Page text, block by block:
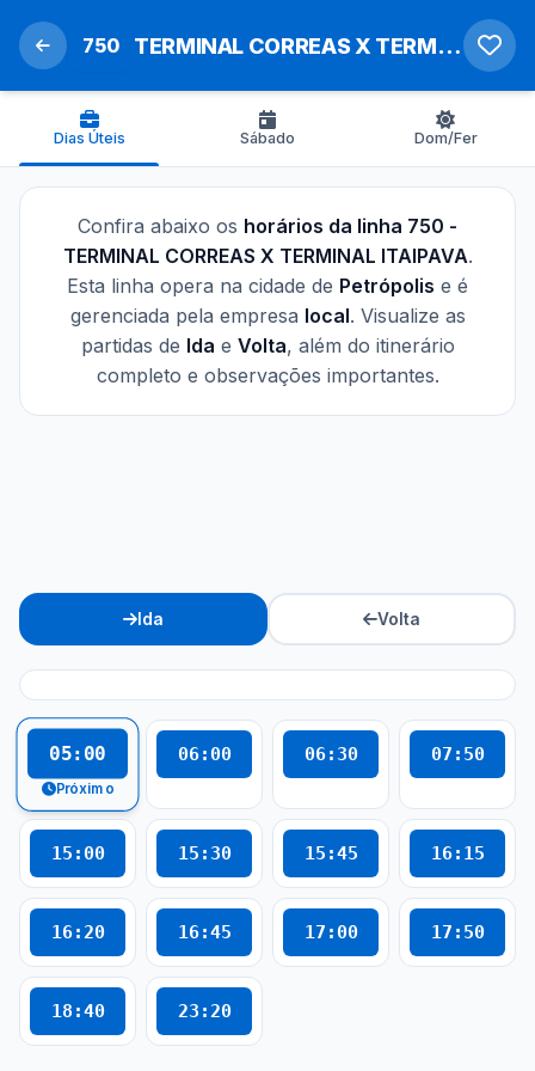
750 TERMINAL CORREAS X TERMINAL ITAIPAVA
Dias Úteis Sábado Dom/Fer
Confira abaixo os horários da linha 750 -
TERMINAL CORREAS X TERMINAL ITAIPAVA.
Esta linha opera na cidade de Petrópolis e é
gerenciada pela empresa local. Visualize as
partidas de Ida e Volta, além do itinerário
completo e observações importantes.
Ida Volta
05:00
Próximo
06:00 06:30 07:50
15:00 15:30 15:45 16:15
16:20 16:45 17:00 17:50
18:40 23:20